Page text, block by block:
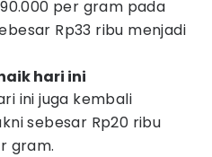
per gram pada
Rp33 ribu menjadi
hari ini
ini juga kembali
sebesar Rp20 ribu
gram.